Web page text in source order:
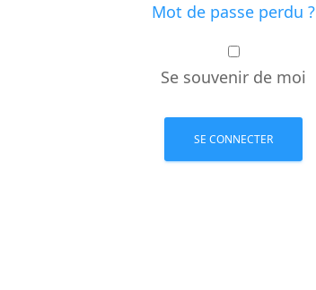
Mot de passe perdu ?
Se souvenir de moi